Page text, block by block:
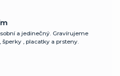
a jedinečný. Gravírujeme
šperky , placatky a prsteny.